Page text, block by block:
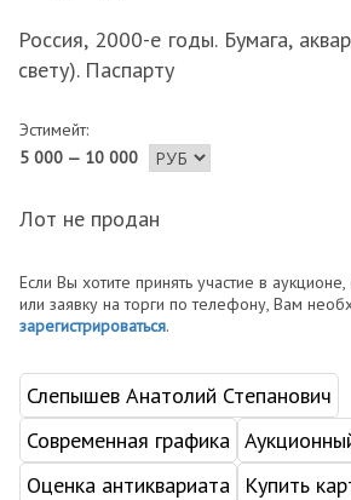
Россия, 2000-е годы. Бумага,
свету). Паспарту
Эстимейт:
5 000 — 10 000
Лот не продан
Если Вы хотите принять участие в
или заявку на торги по телефону, Вам
зарегистрироваться.
Слепышев Анатолий Степанович
Современная графика
Оценка антиквариата
Купить